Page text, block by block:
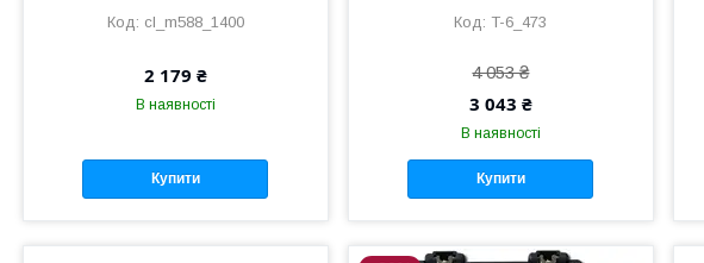
cl_m588_1400
2 179 ₴
В наявності
Купити
T-6_473
4 053 ₴
3 043 ₴
В наявності
Купити